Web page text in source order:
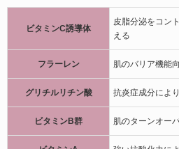
ビタミンC誘導体
皮脂分泌をコン
える
フラーレン 肌のバリア機能
グリチルリチン酸 抗炎症成分によ
ビタミンB群 肌のターンオー